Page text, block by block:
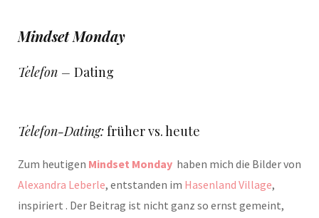
Mindset Monday
Telefon – Dating
Telefon-Dating:früher vs. heute
Zum heutigen Mindset Monday haben mich die Bilder von
Alexandra Leberle, entstanden im Hasenland Village,
inspiriert . Der Beitrag ist nicht ganz so ernst gemeint,